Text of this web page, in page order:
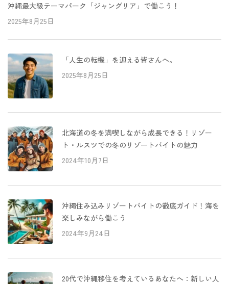
沖縄最大級テーマパーク「ジャングリア」で働こう！
2025年8月25日
「人生の転機」を迎える皆さんへ。
2025年8月25日
北海道の冬を満喫しながら成長できる！リゾー
ト・ルスツでの冬のリゾートバイトの魅力
2024年10月7日
沖縄住み込みリゾートバイトの徹底ガイド！海を
楽しみながら働こう
2024年9月24日
20代で沖縄移住を考えているあなたへ：新しい人